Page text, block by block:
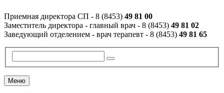
Приемная директора СП - 8 (8453) 49 81 00
Заместитель директора - главный врач - 8 (8453) 49 81 02
Заведующий отделением - врач терапевт - 8 (8453) 49 81 65
Меню